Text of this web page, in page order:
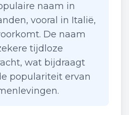
naam in
vooral in Italië,
De naam
tijdloze
wat bijdraagt
populariteit ervan